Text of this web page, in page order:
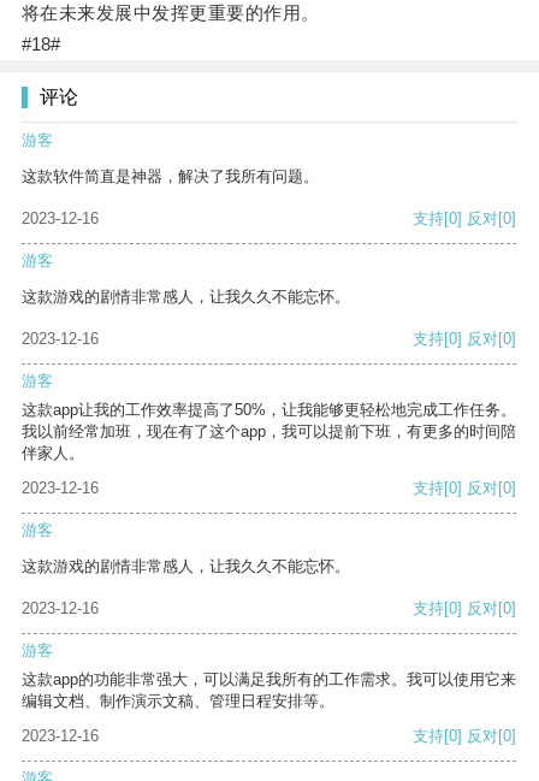
将在未来发展中发挥更重要的作用。
#18#
评论
游客
这款软件简直是神器，解决了我所有问题。
2023-12-16 支持[0] 反对[0]
游客
这款游戏的剧情非常感人，让我久久不能忘怀。
2023-12-16 支持[0] 反对[0]
游客
这款app让我的工作效率提高了50%，让我能够更轻松地完成工作任务。
我以前经常加班，现在有了这个app，我可以提前下班，有更多的时间陪
伴家人。
2023-12-16
支持[0] 反对[0]
游客
这款游戏的剧情非常感人，让我久久不能忘怀。
2023-12-16 支持[0] 反对[0]
游客
这款app的功能非常强大，可以满足我所有的工作需求。我可以使用它来
编辑文档、制作演示文稿、管理日程安排等。
2023-12-16
支持[0] 反对[0]